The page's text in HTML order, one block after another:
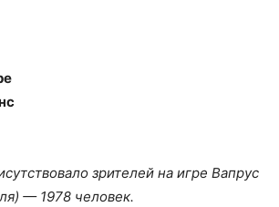
зрителей на игре Вапрус
— 1978 человек.